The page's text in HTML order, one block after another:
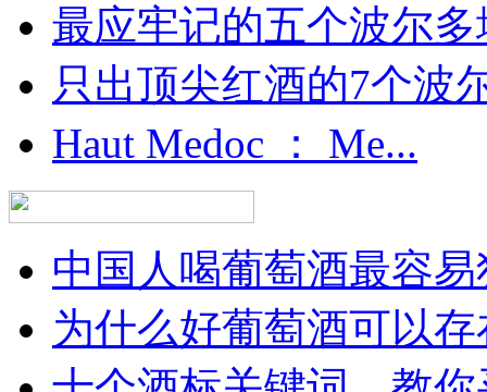
最应牢记的五个波尔多
只出顶尖红酒的7个波
Haut Medoc ： Me...
中国人喝葡萄酒最容
为什么好葡萄酒可以